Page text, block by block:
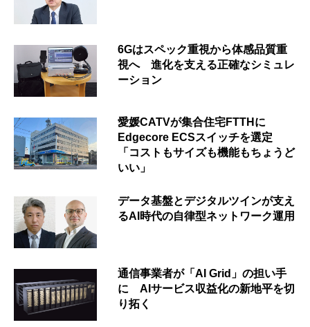
6Gはスペック重視から体感品質重
視へ 進化を支える正確なシミュレ
ーション
愛媛CATVが集合住宅FTTHに
Edgecore ECSスイッチを選定
「コストもサイズも機能もちょうど
いい」
データ基盤とデジタルツインが支え
るAI時代の自律型ネットワーク運用
通信事業者が「AI Grid」の担い手
に AIサービス収益化の新地平を切
り拓く